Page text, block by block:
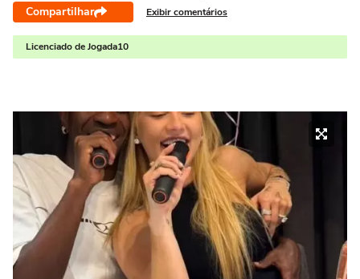
Compartilhar Exibir comentários
Licenciado de Jogada10